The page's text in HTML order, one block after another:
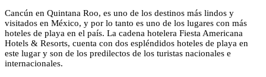
Cancún en Quintana Roo, es uno de los destinos más lindos y
visitados en México, y por lo tanto es uno de los lugares con más
hoteles de playa en el país. La cadena hotelera Fiesta Americana
Hotels & Resorts, cuenta con dos espléndidos hoteles de playa en
este lugar y son de los predilectos de los turistas nacionales e
internacionales.